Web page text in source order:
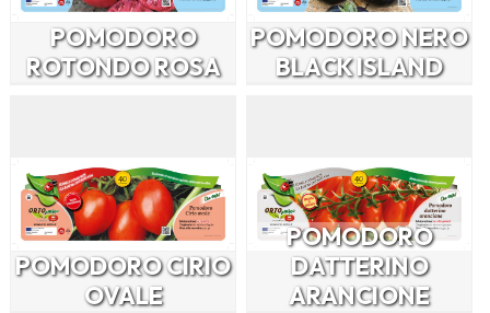
POMODORO
ROTONDO ROSA
POMODORO NERO
BLACK ISLAND
POMODORO CIRIO
OVALE
POMODORO
DATTERINO
ARANCIONE